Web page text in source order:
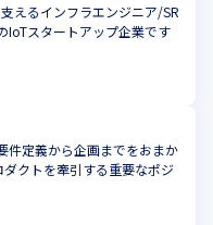
えるインフラエンジニア/SR
IoTスタートアップ企業です
件定義から企画までをおまか
クトを牽引する重要なポジ